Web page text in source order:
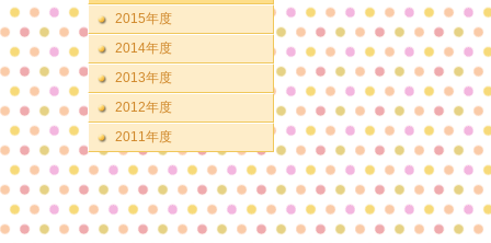
2015年度
2014年度
2013年度
2012年度
2011年度